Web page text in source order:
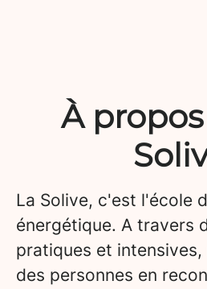
À
La Solive, c'est l'école
énergétique. A travers
pratiques et
des personnes en